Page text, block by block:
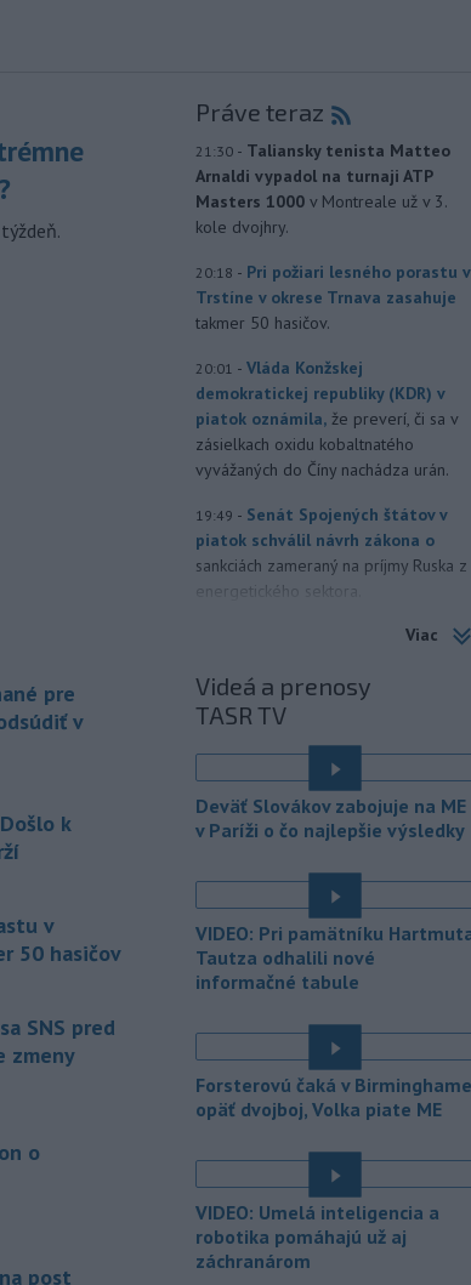
pre
v
k
v
50 hasičov
SNS pred
zmeny
o
post
Práve teraz
21:30 - Taliansky tenista Matteo
Arnaldi vypadol na turnaji ATP
Masters 1000 v Montreale už v 3.
kole dvojhry.
20:18 - Pri požiari lesného porastu v
Trstíne v okrese Trnava zasahuje
takmer 50 hasičov.
20:01 - Vláda Konžskej
demokratickej republiky (KDR) v
piatok oznámila, že preverí, či sa v
zásielkach oxidu kobaltnatého
vyvážaných do Číny nachádza urán.
19:49 - Senát Spojených štátov v
piatok schválil návrh zákona o
sankciách zameraný na príjmy Ruska z
energetického sektora.
Slovenská polícia prispela k
ktorý sa podarilo ukončiť
právoplatným odsúdením páchateľa v
15:21 - Piatkový požiar v
bratislavskej rafinérii Slovnaft je
pod kontrolou.Príčina jeho vzniku
TASR to potvrdil hovorca rafinérie
Anton Molnár.
15:17 - Ministerstvo kultúry (MK) SR
upraví verziu opatrenia o
pôsobnosti rezortu.
14:17 -
V bratislavskej rafinérii
Slovnaft horí uskladnený ropný
produkt.
TASR o tom informovala
rafinéria s tým, že obyvateľom nehrozí
13:50 - Jedným zo zdravotných rizík
na festivale môže byť vyššia
úroveň hluku. Je preto dobré držať sa
Viac
Videá a prenosy
TASR TV
Deväť Slovákov zabojuje na ME
v Paríži o čo najlepšie výsledky
VIDEO: Pri pamätníku
Tautza odhalili nové
informačné tabule
Forsterovú čaká v Birminghame
opäť dvojboj, Volka piate ME
VIDEO: Umelá inteligencia a
robotika pomáhajú už aj
záchranárom